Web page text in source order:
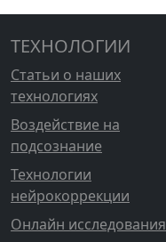
ТЕХНОЛОГИИ
Статьи о наших
технологиях
Воздействие на
подсознание
Технологии
нейрокоррекции
Онлайн исследования